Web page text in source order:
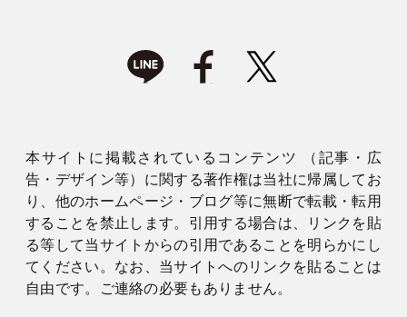
本サイトに掲載されているコンテンツ （記事・広
告・デザイン等）に関する著作権は当社に帰属してお
り、他のホームページ・ブログ等に無断で転載・転用
することを禁止します。引用する場合は、リンクを貼
る等して当サイトからの引用であることを明らかにし
てください。なお、当サイトへのリンクを貼ることは
自由です。ご連絡の必要もありません。